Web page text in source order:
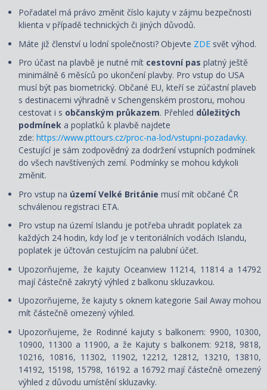
Pořadatel má právo změnit číslo kajuty v zájmu bezpečnosti
klienta v případě technických či jiných důvodů.
Máte již členství u lodní společnosti? Objevte ZDE svět výhod.
Pro účast na plavbě je nutné mít cestovní pas platný ještě
minimálně 6 měsíců po ukončení plavby. Pro vstup do USA
musí být pas biometrický. Občané EU, kteří se zúčastní plaveb
s destinacemi výhradně v Schengenském prostoru, mohou
cestovat i s občanským průkazem. Přehled důležitých
podmínek a poplatků k plavbě najdete
zde: https://www.pttours.cz/proc-na-lod/vstupni-pozadavky.
Cestující je sám zodpovědný za dodržení vstupních podmínek
do všech navštívených zemí. Podmínky se mohou kdykoli
změnit.
Pro vstup na území Velké Británie musí mít občané ČR
schválenou registraci ETA.
Pro vstup na území Islandu je potřeba uhradit poplatek za
každých 24 hodin, kdy loď je v teritoriálních vodách Islandu,
poplatek je účtován cestujícím na palubní účet.
Upozorňujeme, že kajuty Oceanview 11214, 11814 a 14792
mají částečně zakrytý výhled z balkonu skluzavkou.
Upozorňujeme, že kajuty s oknem kategorie Sail Away mohou
mít částečně omezený výhled.
Upozorňujeme, že Rodinné kajuty s balkonem: 9900, 10300,
10900, 11300 a 11900, a že Kajuty s balkonem: 9218, 9818,
10216, 10816, 11302, 11902, 12212, 12812, 13210, 13810,
14192, 15198, 15798, 16192 a 16792 mají částečně omezený
výhled z důvodu umístění skluzavky.